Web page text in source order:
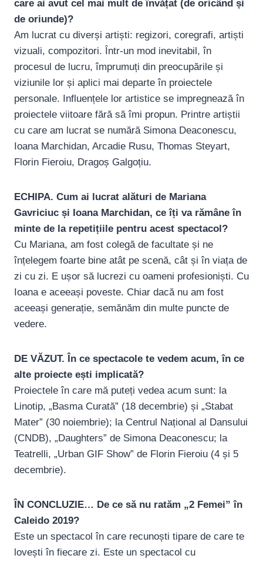
care ai avut cel mai mult de învățat (de oricând și
de oriunde)?
Am lucrat cu diverși artiști: regizori, coregrafi, artiști
vizuali, compozitori. Într-un mod inevitabil, în
procesul de lucru, împrumuți din preocupările și
viziunile lor și aplici mai departe în proiectele
personale. Influențele lor artistice se impregnează în
proiectele viitoare fără să îmi propun. Printre artiștii
cu care am lucrat se numără Simona Deaconescu,
Ioana Marchidan, Arcadie Rusu, Thomas Steyart,
Florin Fieroiu, Dragoș Galgoțiu.
ECHIPA. Cum ai lucrat alături de Mariana
Gavriciuc și Ioana Marchidan, ce îți va rămâne în
minte de la repetițiile pentru acest spectacol?
Cu Mariana, am fost colegă de facultate și ne
înțelegem foarte bine atât pe scenă, cât și în viața de
zi cu zi. E ușor să lucrezi cu oameni profesioniști. Cu
Ioana e aceeași poveste. Chiar dacă nu am fost
aceeași generație, semănăm din multe puncte de
vedere.
DE VĂZUT. În ce spectacole te vedem acum, în ce
alte proiecte ești implicată?
Proiectele în care mă puteți vedea acum sunt: la
Linotip, „Basma Curată” (18 decembrie) și „Stabat
Mater” (30 noiembrie); la Centrul Național al Dansului
(CNDB), „Daughters” de Simona Deaconescu; la
Teatrelli, „Urban GIF Show” de Florin Fieroiu (4 și 5
decembrie).
ÎN CONCLUZIE… De ce să nu ratăm „2 Femei” în
Caleido 2019?
Este un spectacol în care recunoști tipare de care te
lovești în fiecare zi. Este un spectacol cu